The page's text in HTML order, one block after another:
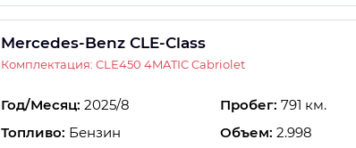
Mercedes-Benz CLE-Class
Комплектация: CLE450 4MATIC Cabriolet
Год/Месяц: 2025/8 Пробег: 791 км.
Топливо: Бензин Объем: 2.998